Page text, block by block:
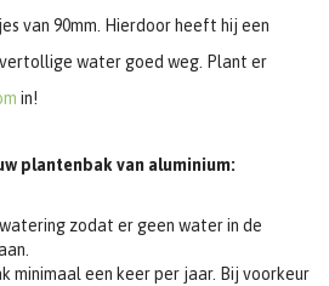
van 90mm. Hierdoor heeft hij een
water goed weg. Plant er
in!
plantenbak van aluminium:
zodat er geen water in de
minimaal een keer per jaar. Bij voorkeur